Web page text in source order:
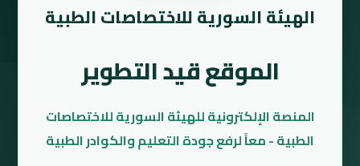
الهيئة السورية للاختصاصات الطبية
الموقع قيد التطوير
المنصة الإلكترونية للهيئة السورية للاختصاصات
الطبية - معاً لرفع جودة التعليم والكوادر الطبية